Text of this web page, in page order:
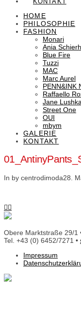
HOME
PHILOSOPHIE
FASHION
Monari
Ania
Blue Fire
Tuzzi
MAC
Marc Aurel
PENN&INK
Raffaello
Jane Lushka
Street One
OUI
mbym
GALERIE
KONTAKT
In by centrodimoda28.
Obere Marktstraße 29/1
Tel. +43 (0) 6452/7271 •
Impressum